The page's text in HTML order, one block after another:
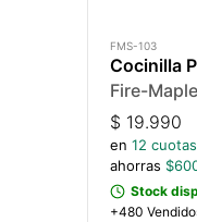
FMS-103
Cocinilla
Fire-Maple
$ 19.990
en 12
ahorras $
Stock
+480